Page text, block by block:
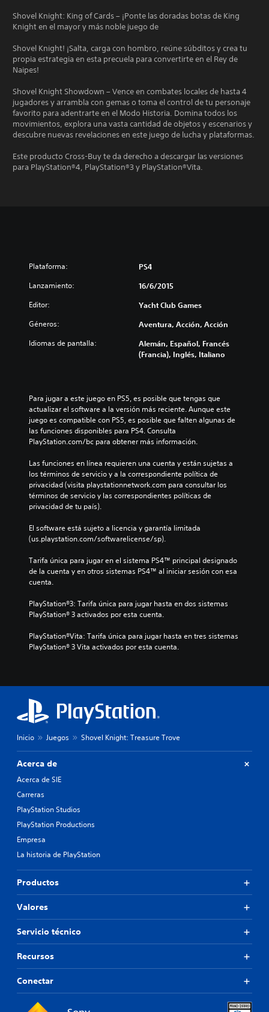
Shovel Knight: King of Cards – ¡Ponte las doradas botas de King
Knight en el mayor y más noble juego de
Shovel Knight! ¡Salta, carga con hombro, reúne súbditos y crea tu
propia estrategia en esta precuela para convertirte en el Rey de
Naipes!
Shovel Knight Showdown – Vence en combates locales de hasta 4
jugadores y arrambla con gemas o toma el control de tu personaje
favorito para adentrarte en el Modo Historia. Domina todos los
movimientos, explora una vasta cantidad de objetos y escenarios y
descubre nuevas revelaciones en este juego de lucha y plataformas.
Este producto Cross-Buy te da derecho a descargar las versiones
para PlayStation®4, PlayStation®3 y PlayStation®Vita.
Plataforma: PS4
Lanzamiento: 16/6/2015
Editor: Yacht Club Games
Géneros: Aventura, Acción, Acción
Idiomas de pantalla:
Alemán, Español, Francés
(Francia), Inglés, Italiano
Para jugar a este juego en PS5, es posible que tengas que
actualizar el software a la versión más reciente. Aunque este
juego es compatible con PS5, es posible que falten algunas de
las funciones disponibles para PS4. Consulta
PlayStation.com/bc para obtener más información.
Las funciones en línea requieren una cuenta y están sujetas a
los términos de servicio y a la correspondiente política de
privacidad (visita playstationnetwork.com para consultar los
términos de servicio y las correspondientes políticas de
privacidad de tu país).
El software está sujeto a licencia y garantía limitada
(us.playstation.com/softwarelicense/sp).
Tarifa única para jugar en el sistema PS4™ principal designado
de la cuenta y en otros sistemas PS4™ al iniciar sesión con esa
cuenta.
PlayStation®3: Tarifa única para jugar hasta en dos sistemas
PlayStation® 3 activados por esta cuenta.
PlayStation®Vita: Tarifa única para jugar hasta en tres sistemas
PlayStation® 3 Vita activados por esta cuenta.
Inicio Juegos Shovel Knight: Treasure Trove
Acerca de
Acerca de SIE
Carreras
PlayStation Studios
PlayStation Productions
Empresa
La historia de PlayStation
Productos
Valores
Servicio técnico
Recursos
Conectar